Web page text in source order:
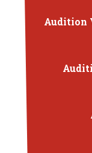
Audition